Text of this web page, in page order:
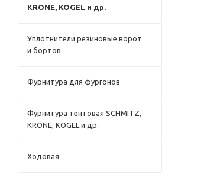
KRONE, KOGEL и др.
Уплотнители резиновые ворот
и бортов
Фурнитура для фургонов
Фурнитура тентовая SCHMITZ,
KRONE, KOGEL и др.
Ходовая